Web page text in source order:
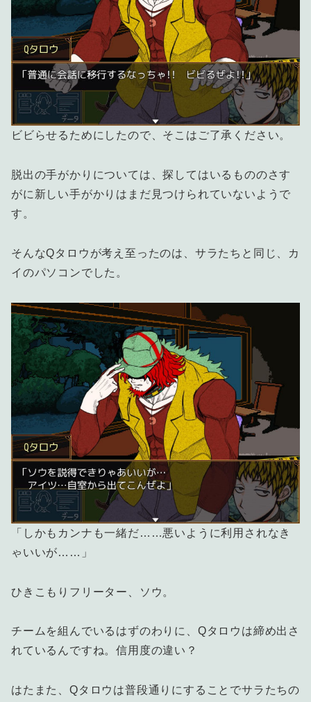
ビビらせるためにしたので、そこはご了承ください。
脱出の手がかりについては、探してはいるもののさす
がに新しい手がかりはまだ見つけられていないようで
す。
そんなQタロウが考え至ったのは、サラたちと同じ、カ
イのパソコンでした。
「しかもカンナも一緒だ……悪いように利用されなき
ゃいいが……」
ひきこもりフリーター、ソウ。
チームを組んでいるはずのわりに、Qタロウは締め出さ
れているんですね。信用度の違い？
はたまた、Qタロウは普段通りにすることでサラたちの